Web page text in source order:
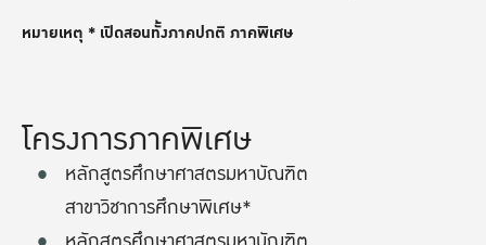
โครงการภาคพิเศษ
หลักสูตรศึกษาศาสตรมหาบัณฑิต
สาขาวิชาการศึกษาพิเศษ*
หมายเหตุ * เปิดสอนทั้งภาคปกติ ภาคพิเศษ